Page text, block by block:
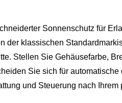
Sonnenschutz für
der klassischen
Stellen Sie Gehäusefarbe,
Sie sich für
und Steuerung nach Ihrem